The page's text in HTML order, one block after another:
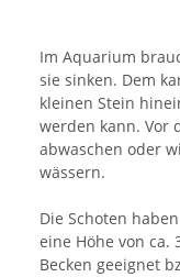
Im Aquarium
sie sinken. Dem
kleinen Stein
werden kann. Vor
abwaschen oder
wässern.
Die Schoten
eine Höhe von ca.
Becken geeignet